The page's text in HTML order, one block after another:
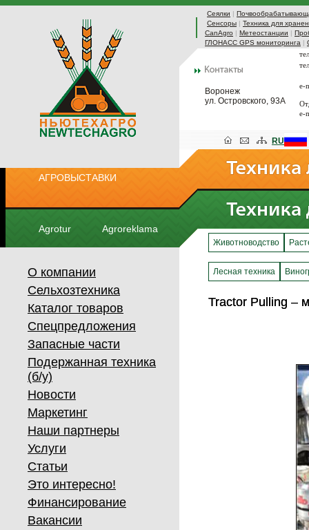
Сеялки |
Сенсоры | Техника для
CanAgro | Метеостанции |
ГЛОНАСС GPS мониторинга |
Воронеж
ул. Островского, 93А
e-
e-
АГРОВЫСТАВКИ
Agrotur Agroreklama
RU
О компании
Сельхозтехника
Каталог товаров
Спецпредложения
Запасные части
Подержанная техника
(б/у)
Новости
Маркетинг
Наши партнеры
Услуги
Статьи
Это интересно!
Финансирование
Вакансии
Животноводство
Лесная техника
Tractor Pulling –
Tractor Pulling –